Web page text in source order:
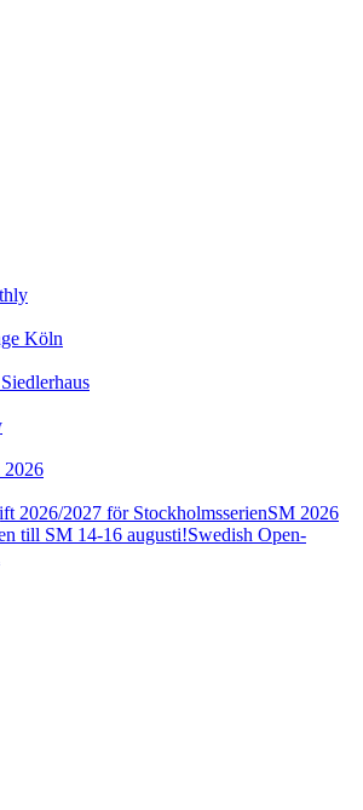
Köln
2026
2026/2027 för StockholmsserienSM 2026
till SM 14-16 augusti!Swedish Open-